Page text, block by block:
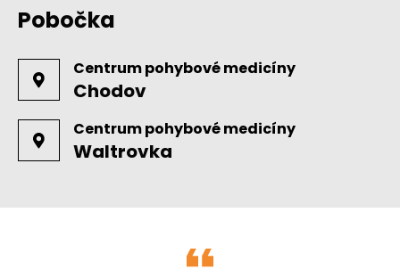
Pobočka
Centrum pohybové medicíny
Chodov
Centrum pohybové medicíny
Waltrovka